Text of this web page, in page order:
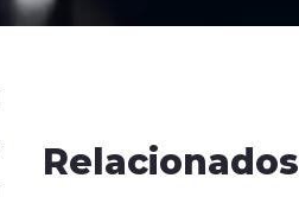
Relacionados